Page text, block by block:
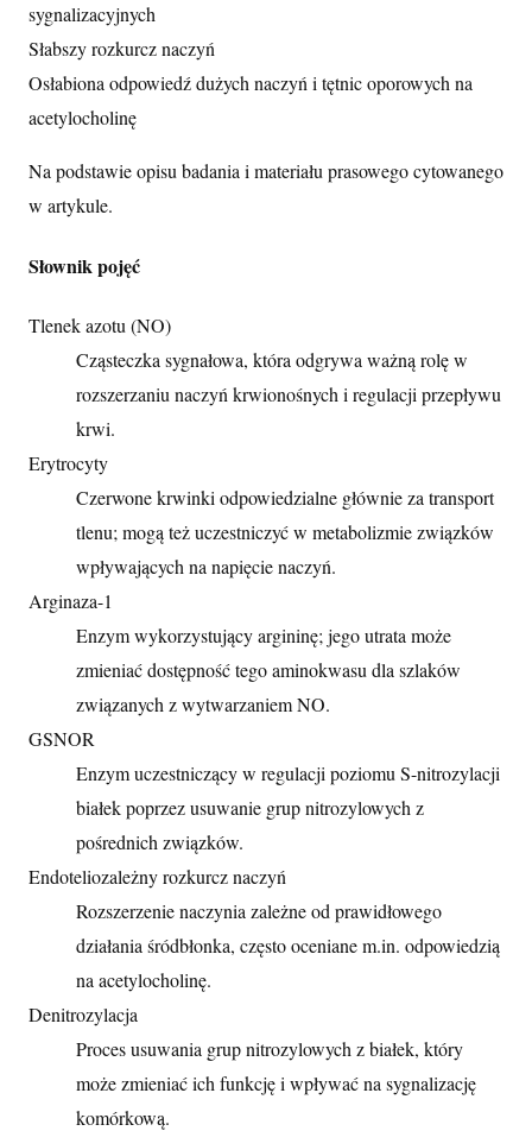
sygnalizacyjnych
Słabszy rozkurcz naczyń
Osłabiona odpowiedź dużych naczyń i tętnic oporowych na
acetylocholinę
Na podstawie opisu badania i materiału prasowego cytowanego
w artykule.
Słownik pojęć
Tlenek azotu (NO)
Cząsteczka sygnałowa, która odgrywa ważną rolę w
rozszerzaniu naczyń krwionośnych i regulacji przepływu
krwi.
Erytrocyty
Czerwone krwinki odpowiedzialne głównie za transport
tlenu; mogą też uczestniczyć w metabolizmie związków
wpływających na napięcie naczyń.
Arginaza-1
Enzym wykorzystujący argininę; jego utrata może
zmieniać dostępność tego aminokwasu dla szlaków
związanych z wytwarzaniem NO.
GSNOR
Enzym uczestniczący w regulacji poziomu S-nitrozylacji
białek poprzez usuwanie grup nitrozylowych z
pośrednich związków.
Endoteliozależny rozkurcz naczyń
Rozszerzenie naczynia zależne od prawidłowego
działania śródbłonka, często oceniane m.in. odpowiedzią
na acetylocholinę.
Denitrozylacja
Proces usuwania grup nitrozylowych z białek, który
może zmieniać ich funkcję i wpływać na sygnalizację
komórkową.